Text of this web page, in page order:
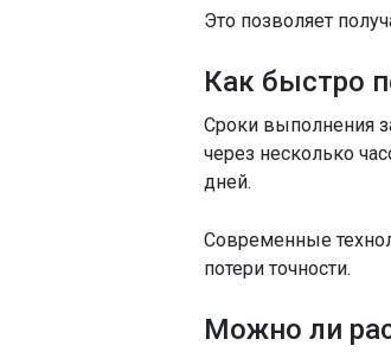
Это позволяет
Как быстро
Сроки выполнения
через несколько
дней.
Современные
потери точности.
Можно ли